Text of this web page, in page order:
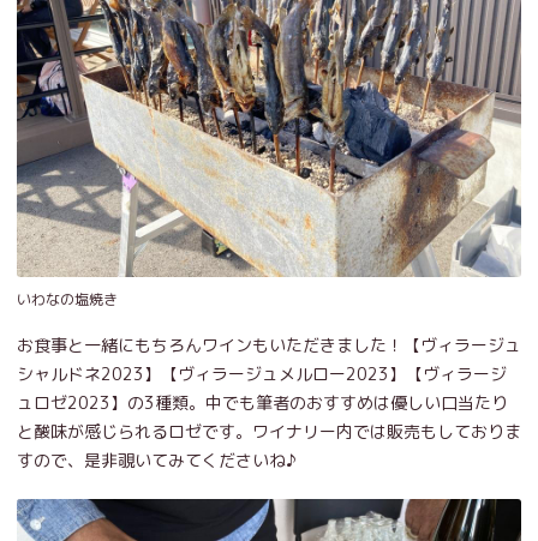
いわなの塩焼き
お食事と一緒にもちろんワインもいただきました！【ヴィラージュ
シャルドネ2023】【ヴィラージュメルロー2023】【ヴィラージ
ュロゼ2023】の3種類。中でも筆者のおすすめは優しい口当たり
と酸味が感じられるロゼです。ワイナリー内では販売もしておりま
すので、是非覗いてみてくださいね♪